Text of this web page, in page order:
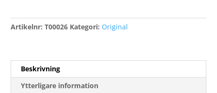
Artikelnr:T00026 Kategori: Original
Beskrivning
Ytterligare information